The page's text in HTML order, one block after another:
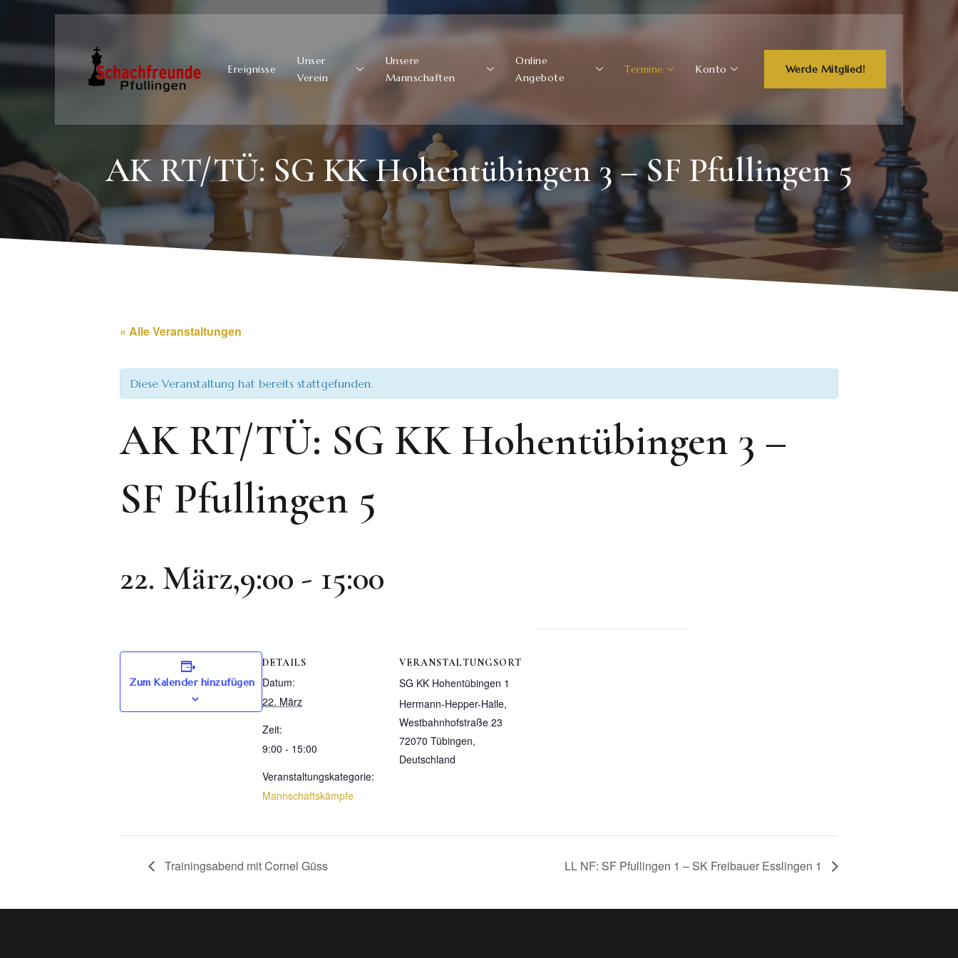
Ereignisse
Unser
Verein
Unsere
Mannschaften
Online
Angebote
Termine Konto Werde Mitglied!
AK RT/TÜ: SG KK Hohentübingen 3 – SF Pfullingen 5
« Alle Veranstaltungen
Diese Veranstaltung hat bereits stattgefunden.
AK RT/TÜ: SG KK Hohentübingen 3 –
SF Pfullingen 5
22. März,9:00 - 15:00
Zum Kalender hinzufügen
DETAILS
Datum:
22. März
Zeit:
9:00 - 15:00
Veranstaltungskategorie:
Mannschaftskämpfe
VERANSTALTUNGSORT
SG KK Hohentübingen 1
Hermann-Hepper-Halle,
Westbahnhofstraße 23
72070 Tübingen,
Deutschland
Trainingsabend mit Cornel Güss LL NF: SF Pfullingen 1 – SK Freibauer Esslingen 1